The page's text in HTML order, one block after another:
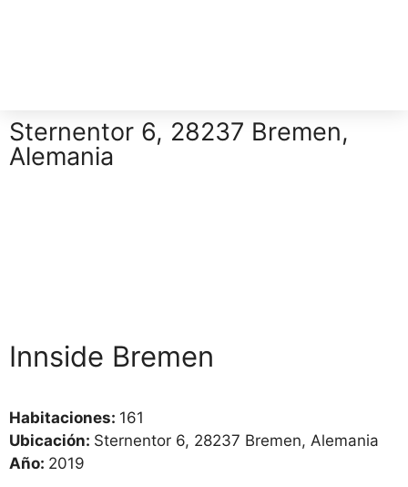
Sternentor 6, 28237 Bremen,
Alemania
Innside Bremen
Habitaciones: 161
Ubicación: Sternentor 6, 28237 Bremen, Alemania
Año: 2019